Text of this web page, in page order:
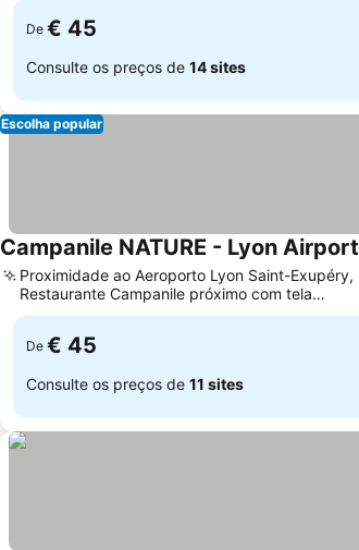
De € 45
Consulte os preços de 14 sites
Escolha popular
Campanile NATURE - Lyon Airport
Proximidade ao Aeroporto Lyon Saint-Exupéry,
Restaurante Campanile próximo com tela
gigante
De € 45
Consulte os preços de 11 sites